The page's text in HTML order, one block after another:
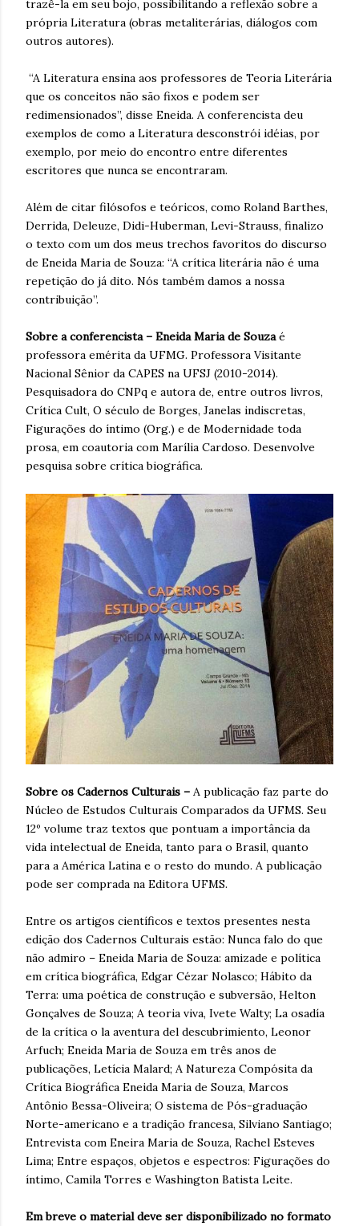
trazê-la em seu bojo, possibilitando a reflexão sobre a
própria Literatura (obras metaliterárias, diálogos com
outros autores).
“A Literatura ensina aos professores de Teoria Literária
que os conceitos não são fixos e podem ser
redimensionados”, disse Eneida. A conferencista deu
exemplos de como a Literatura desconstrói idéias, por
exemplo, por meio do encontro entre diferentes
escritores que nunca se encontraram.
Além de citar filósofos e teóricos, como Roland Barthes,
Derrida, Deleuze, Didi-Huberman, Levi-Strauss, finalizo
o texto com um dos meus trechos favoritos do discurso
de Eneida Maria de Souza: “A crítica literária não é uma
repetição do já dito. Nós também damos a nossa
contribuição”.
Sobre a conferencista – Eneida Maria de Souzaé
professora emérita da UFMG. Professora Visitante
Nacional Sênior da CAPES na UFSJ (2010-2014).
Pesquisadora do CNPq e autora de, entre outros livros,
Crítica Cult, O século de Borges, Janelas indiscretas,
Figurações do íntimo (Org.) e de Modernidade toda
prosa, em coautoria com Marília Cardoso. Desenvolve
pesquisa sobre crítica biográfica.
Sobre os Cadernos Culturais – A publicação faz parte do
Núcleo de Estudos Culturais Comparados da UFMS. Seu
12º volume traz textos que pontuam a importância da
vida intelectual de Eneida, tanto para o Brasil, quanto
para a América Latina e o resto do mundo. A publicação
pode ser comprada na Editora UFMS.
Entre os artigos científicos e textos presentes nesta
edição dos Cadernos Culturais estão: Nunca falo do que
não admiro – Eneida Maria de Souza: amizade e política
em crítica biográfica, Edgar Cézar Nolasco; Hábito da
Terra: uma poética de construção e subversão, Helton
Gonçalves de Souza; A teoria viva, Ivete Walty; La osadía
de la crítica o la aventura del descubrimiento, Leonor
Arfuch; Eneida Maria de Souza em três anos de
publicações, Letícia Malard; A Natureza Compósita da
Crítica Biográfica Eneida Maria de Souza, Marcos
Antônio Bessa-Oliveira; O sistema de Pós-graduação
Norte-americano e a tradição francesa, Silviano Santiago;
Entrevista com Eneira Maria de Souza, Rachel Esteves
Lima; Entre espaços, objetos e espectros: Figurações do
íntimo, Camila Torres e Washington Batista Leite.
Em breve o material deve ser disponibilizado no formato